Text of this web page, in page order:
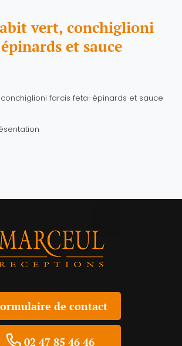
vert, conchiglioni
et sauce
conchiglioni farcis feta-épinards et sauce
de contact
02 47 85 46 46